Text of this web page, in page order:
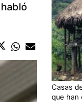
Casas
que han